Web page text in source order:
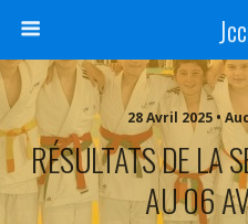
28 Avril 2025 •
RÉSULTATS DE LA
AU 06